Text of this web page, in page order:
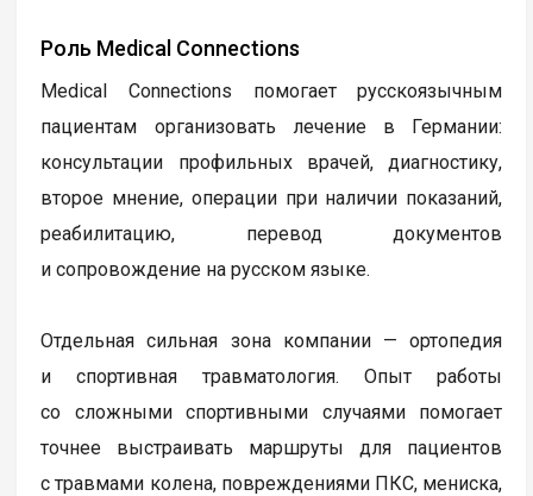
Роль Medical Connections
Medical Connections помогает русскоязычным
пациентам организовать лечение в Германии:
консультации профильных врачей, диагностику,
второе мнение, операции при наличии показаний,
реабилитацию, перевод документов
и сопровождение на русском языке.
Отдельная сильная зона компании — ортопедия
и спортивная травматология. Опыт работы
со сложными спортивными случаями помогает
точнее выстраивать маршруты для пациентов
с травмами колена, повреждениями ПКС, мениска,